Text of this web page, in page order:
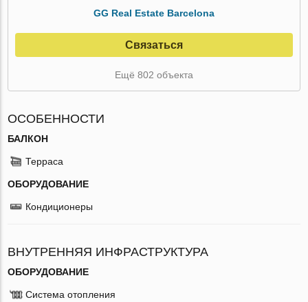
GG Real Estate Barcelona
Связаться
Ещё 802 объекта
ОСОБЕННОСТИ
БАЛКОН
Терраса
ОБОРУДОВАНИЕ
Кондиционеры
ВНУТРЕННЯЯ ИНФРАСТРУКТУРА
ОБОРУДОВАНИЕ
Система отопления